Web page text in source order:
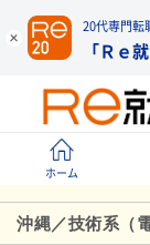
20代専門転
「Ｒｅ
ホーム
沖縄／技術系（